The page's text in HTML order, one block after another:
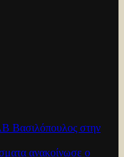
Βασιλόπουλος στην
ανακοίνωσε ο